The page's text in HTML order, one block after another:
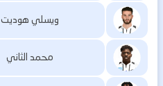
ويسلي هوديت
محمد الثاني